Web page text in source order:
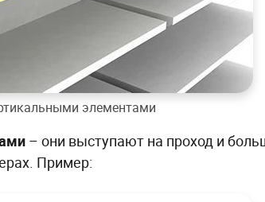
элементами
– они выступают на проход и
Пример: